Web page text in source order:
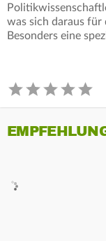
was sich daraus für
Besonders eine